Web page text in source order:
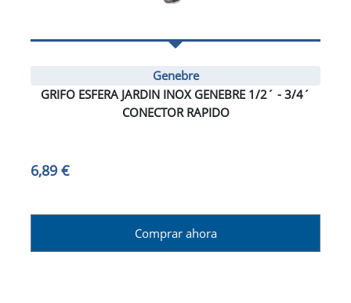
Genebre
GRIFO ESFERA JARDIN INOX GENEBRE 1/2´ - 3/4´
CONECTOR RAPIDO
6,89 €
Comprar ahora